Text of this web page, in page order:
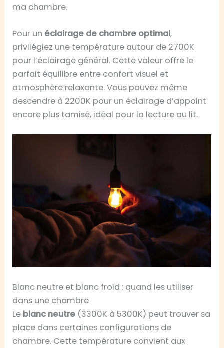
ma chambre.
Pour un éclairage de chambre optimal,
privilégiez une température autour de 2700K
pour l’éclairage général. Cette valeur offre le
parfait équilibre entre confort visuel et
atmosphère relaxante. Vous pouvez même
descendre à 2200K pour un éclairage d’appoint
encore plus tamisé, idéal pour la lecture au lit.
Blanc neutre et blanc froid : quand les utiliser
dans une chambre
Le blanc neutre (3300K à 5300K) peut trouver sa
place dans certaines configurations de
chambre. Cette température convient aux